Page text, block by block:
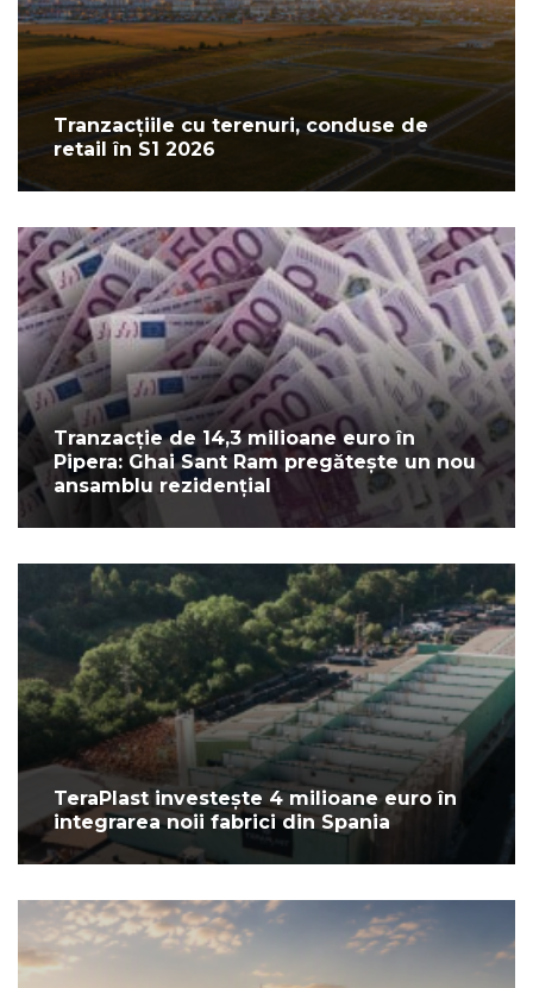
Tranzacțiile cu terenuri, conduse de
retail în S1 2026
Tranzacție de 14,3 milioane euro în
Pipera: Ghai Sant Ram pregătește un nou
ansamblu rezidențial
TeraPlast investește 4 milioane euro în
integrarea noii fabrici din Spania